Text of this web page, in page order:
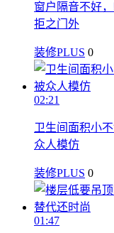
窗户隔音不好
拒之门外
装修PLUS 0
02:21
卫生间面积小
众人模仿
装修PLUS 0
01:47